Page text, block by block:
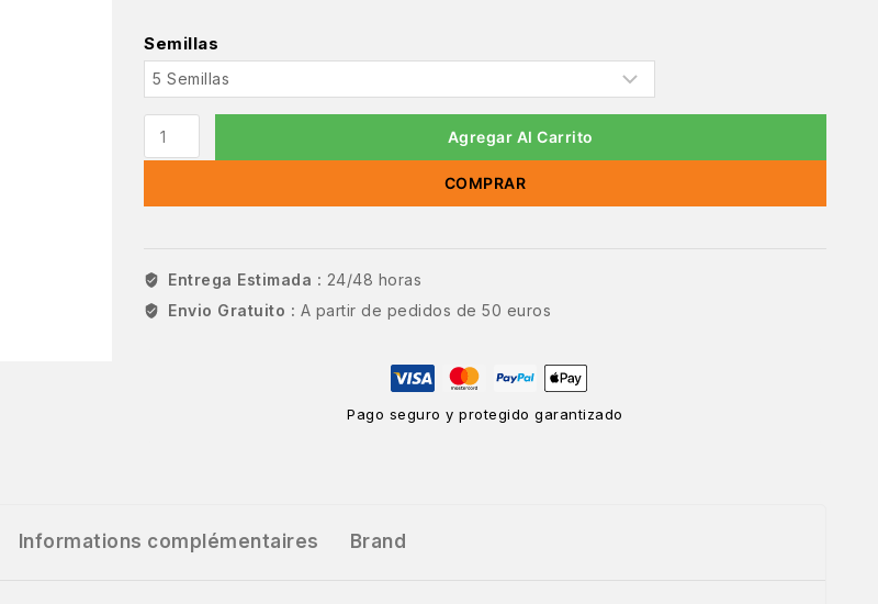
Semillas
Agregar Al Carrito
COMPRAR
Entrega Estimada : 24/48 horas
Envio Gratuito : A partir de pedidos de 50 euros
Pago seguro y protegido garantizado
Informations complémentaires Brand